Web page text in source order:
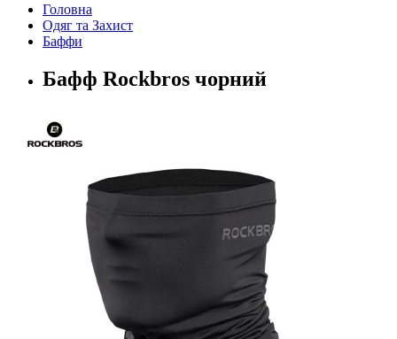
Головна
Одяг та Захист
Баффи
Бафф Rockbros чорний